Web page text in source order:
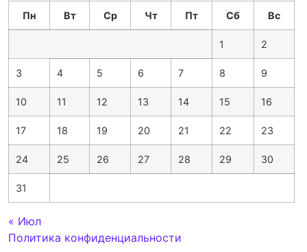
Пн
Вт Ср Чт Пт Сб Вс
1 2
3 4 5 6 7 8 9
10 11 12 13 14 15 16
17 18 19 20 21 22 23
24 25 26 27 28 29 30
31
« Июл
Политика конфиденциальности